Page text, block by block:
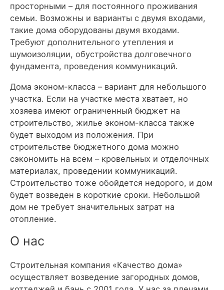
просторными – для постоянного проживания
семьи. Возможны и варианты с двумя входами,
такие дома оборудованы двумя входами.
Требуют дополнительного утепления и
шумоизоляции, обустройства долговечного
фундамента, проведения коммуникаций.
Дома эконом-класса – вариант для небольшого
участка. Если на участке места хватает, но
хозяева имеют ограниченный бюджет на
строительство, жилье эконом-класса также
будет выходом из положения. При
строительстве бюджетного дома можно
сэкономить на всем – кровельных и отделочных
материалах, проведении коммуникаций.
Строительство тоже обойдется недорого, и дом
будет возведен в короткие сроки. Небольшой
дом не требует значительных затрат на
отопление.
О нас
Строительная компания «Качество дома»
осуществляет возведение загородных домов,